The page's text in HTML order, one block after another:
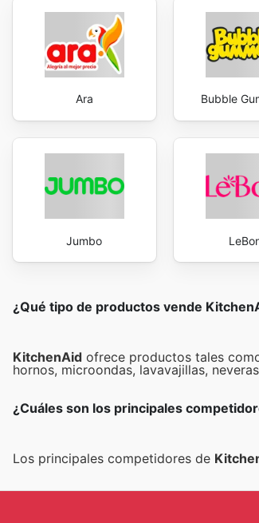
Ara Bubble
Jumbo
¿Qué tipo de productos vende
KitchenAid ofrece productos tales
hornos, microondas, lavavajillas,
¿Cuáles son los principales
Los principales competidores de